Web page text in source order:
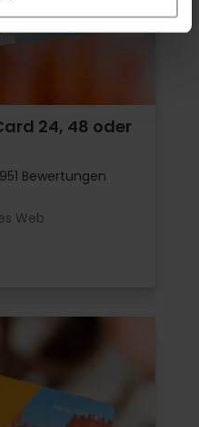
24, 48 oder
Bewertungen
Web